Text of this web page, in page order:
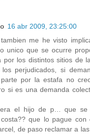
16 abr 2009, 23:25:00
me he visto
unico que se ocurre
por los distintos sitios de
los perjudicados, si
parte por la estafa no
si es una demanda
el hijo de p… que se
que lo pague
de paso reclamar a